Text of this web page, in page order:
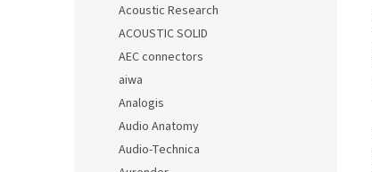
Acoustic Research
ACOUSTIC SOLID
AEC connectors
aiwa
Analogis
Audio Anatomy
Audio-Technica